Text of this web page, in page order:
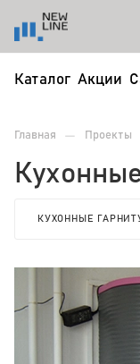
Каталог Акции
Главная — Проекты
КУХОННЫЕ